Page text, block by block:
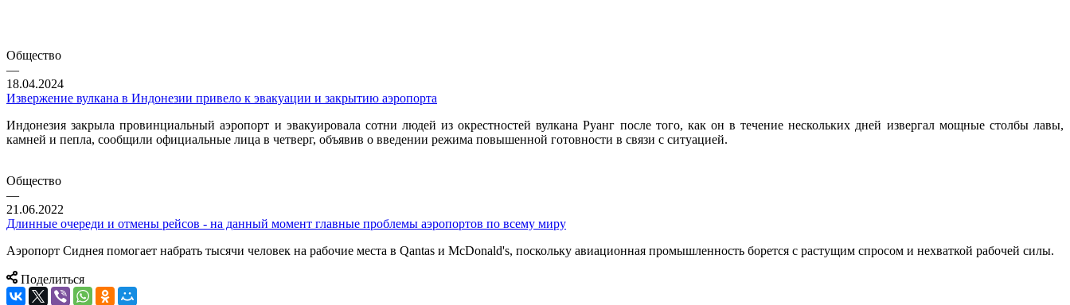
Общество
—
18.04.2024
Извержение вулкана в Индонезии привело к эвакуации и закрытию аэропорта
Индонезия закрыла провинциальный аэропорт и эвакуировала сотни людей из окрестностей вулкана Руанг после того, как он в течение нескольких дней извергал мощные столбы лавы,
камней и пепла, сообщили официальные лица в четверг, объявив о введении режима повышенной готовности в связи с ситуацией.
Общество
—
21.06.2022
Длинные очереди и отмены рейсов - на данный момент главные проблемы аэропортов по всему миру
Аэропорт Сиднея помогает набрать тысячи человек на рабочие места в Qantas и McDonald's, поскольку авиационная промышленность борется с растущим спросом и нехваткой рабочей силы.
Поделиться